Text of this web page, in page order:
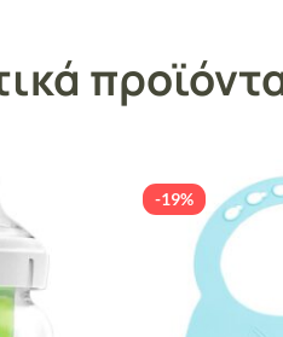
-19%